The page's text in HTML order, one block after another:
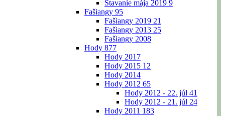
Stavanie mája 2019 9
Fašiangy 95
Fašiangy 2019 21
Fašiangy 2013 25
Fašiangy 2008
Hody 877
Hody 2017
Hody 2015 12
Hody 2014
Hody 2012 65
Hody 2012 - 22. júl 41
Hody 2012 - 21. júl 24
Hody 2011 183